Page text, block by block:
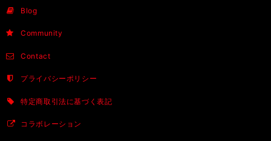
Blog
Community
Contact
プライバシーポリシー
特定商取引法に基づく表記
コラボレーション